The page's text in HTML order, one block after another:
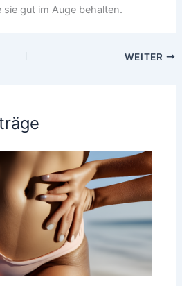
gut im Auge behalten.
WEITER